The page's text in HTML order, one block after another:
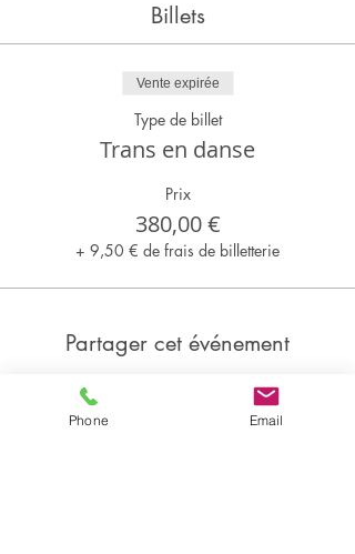
Billets
Vente expirée
Type de billet
Trans en danse
Prix
380,00 €
+ 9,50 € de frais de billetterie
Partager cet événement
Phone Email